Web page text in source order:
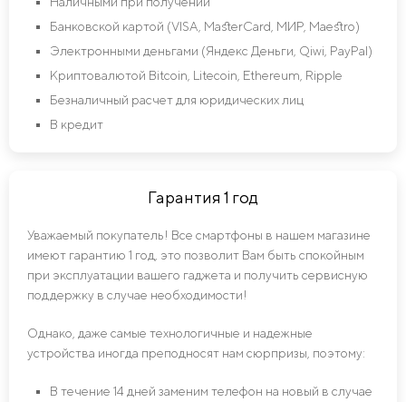
Банковской картой (VISA, MasterCard, МИР, Maestro)
Электронными деньгами (Яндекс Деньги, Qiwi, PayPal)
Криптовалютой Bitcoin, Litecoin, Ethereum, Ripple
Безналичный расчет для юридических лиц
В кредит
Гарантия 1 год
Уважаемый покупатель! Все смартфоны в нашем магазине
имеют гарантию 1 год, это позволит Вам быть спокойным
при эксплуатации вашего гаджета и получить сервисную
поддержку в случае необходимости!
Однако, даже самые технологичные и надежные
устройства иногда преподносят нам сюрпризы, поэтому:
В течение 14 дней заменим телефон на новый в случае